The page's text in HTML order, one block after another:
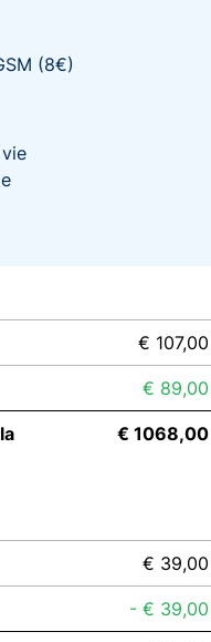
(8€)
€ 107,00
€ 89,00
€ 1068,00
€ 39,00
- € 39,00